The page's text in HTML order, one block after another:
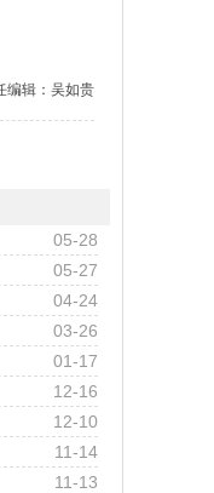
编辑：吴如贵
05-28
05-27
04-24
03-26
01-17
12-16
12-10
11-14
11-13